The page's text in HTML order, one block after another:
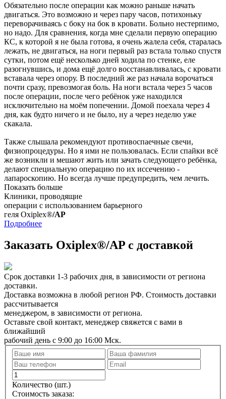
Обязательно после операции как можно раньше начать
двигаться. Это возможно и через пару часов, потихоньку
переворачиваясь с боку на бок в кровати. Больно нестерпимо,
но надо. Для сравнения, когда мне сделали первую операцию
КС, к которой я не была готова, я очень жалела себя, старалась
лежать, не двигаться, на ноги первый раз встала только спустя
сутки, потом ещё несколько дней ходила по стенке, еле
разогнувшись, и дома ещё долго восстанавливалась, с кровати
вставала через опору. В последний же раз начала ворочаться
почти сразу, превозмогая боль. На ноги встала через 5 часов
после операции, после чего ребёнок уже находился
исключительно на моём попечении. Домой поехала через 4
дня, как будто ничего и не было, ну а через неделю уже
скакала.
Также слышала рекомендуют противоспаечные свечи,
физиопроцедуры. Но я ими не пользовалась. Если спайки всё
же возникли и мешают жить или зачать следующего ребёнка,
делают специальную операцию по их иссечению -
лапароскопию. Но всегда лучше предупредить, чем лечить.
Показать больше
Клиники, проводящие
операции с использованием барьерного
геля Oxiplex®/AP
Подробнее
Заказать Oxiplex®/AP с доставкой
Срок доставки 1-3 рабочих дня, в зависимости от региона
доставки.
Доставка возможна в любой регион РФ. Стоимость доставки
рассчитывается
менеджером, в зависимости от региона.
Оставьте свой контакт, менеджер свяжется с вами в
ближайший
рабочий день с 9:00 до 16:00 Мск.
Количество (шт.)
Стоимость заказа: